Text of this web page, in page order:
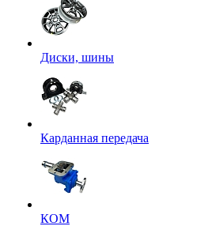
Диски, шины
Карданная передача
КОМ